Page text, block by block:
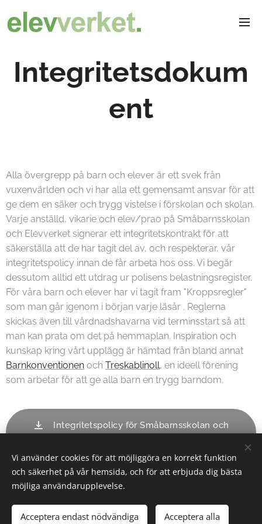
Integritetsdokum
ent
Alla övergrepp på barn och elever är ett svek från
vuxenvärlden och vi har alla ett gemensamt ansvar för att
ge dem en säker och trygg vistelse i förskolan och skolan.
Varje anställd, vikarie och elev/prao på Småbarnsskolan
och Elevverket signerar ett integritetskontrakt för att
säkerställa att de har tagit del av, och respekterar, vår
integritetspolicy innan de får arbeta hos oss. Vi begär
dessutom alltid ett utdrag ur polisens belastningsregister.
För våra barn och elever har vi tagit fram "Kroppsregler"
som man går igenom i början varje läsår . Reglerna
skickas även till vårdnadshavarna vid terminsstart så att
man kan prata om det på hemmaplan. Inspiration och
kunskap kring vårt upplägg är hämtad från bland annat
Barnkonventionen och Treskablinoll, en ideell förening
som arbetar för att ge alla barn en trygg barndom.
Integritetspolicy för Småbarnsskolan och
Cookies
Vi använder cookies för att möjliggöra en korrekt funktion
och säkerhet på vår hemsida, och för att erbjuda dig bästa
möjliga användarupplevelse.
Acceptera endast nödvändiga Acceptera alla